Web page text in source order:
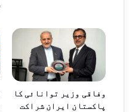
وفاقی وزیر توانائی کا
پاکستان ایران شراکت